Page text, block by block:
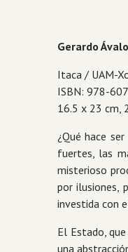
Gerardo
Itaca / UAM-
ISBN: 978-
16.5 x 23 cm,
¿Qué hace
fuertes, las
misterioso
por ilusiones,
investida con
El Estado,
una